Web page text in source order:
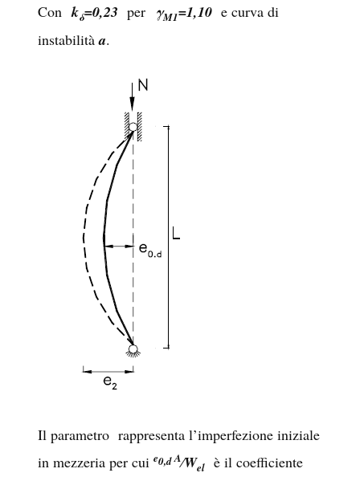
Con kδ=0,23 per γM1=1,10 e curva di
instabilitàa.
Il parametro rappresenta l’imperfezione iniziale
in mezzeria per cui e0,dA⁄Wel è il coefficiente